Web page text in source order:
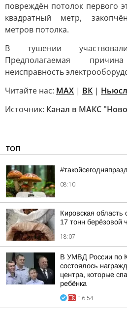
повреждён потолок первого
квадратный метр,
метров потолка.
В тушении
Предполагаемая
неисправность
Читайте нас: MAX | ВК |
Источник: Канал в МАКС
ТОП
08:10
Кировская
17 тонн берёзовой
18:07
В УМВД России по
состоялось
центра, которые
ребёнка
16:54